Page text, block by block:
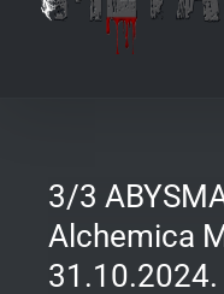
3/3
Alchemica
31.10.2024.